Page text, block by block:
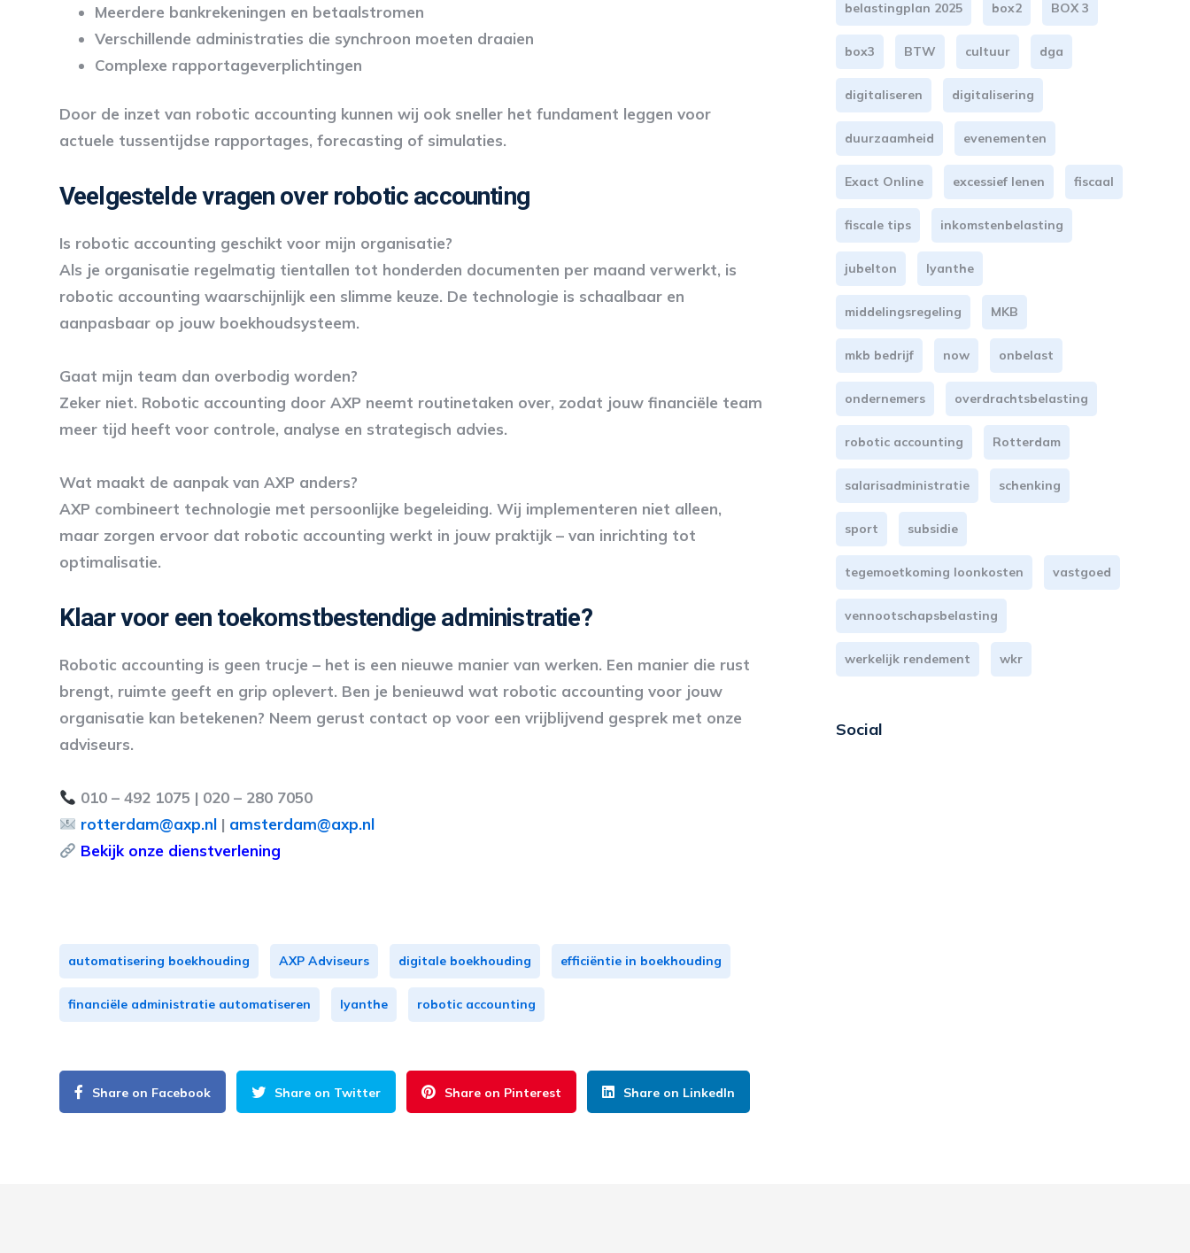
Meerdere bankrekeningen en betaalstromen
Verschillende administraties die synchroon moeten draaien
Complexe rapportageverplichtingen
Door de inzet van robotic accounting kunnen wij ook sneller het fundament leggen voor
actuele tussentijdse rapportages, forecasting of simulaties.
Veelgestelde vragen over robotic accounting
Is robotic accounting geschikt voor mijn organisatie?
Als je organisatie regelmatig tientallen tot honderden documenten per maand verwerkt, is
robotic accounting waarschijnlijk een slimme keuze. De technologie is schaalbaar en
aanpasbaar op jouw boekhoudsysteem.
Gaat mijn team dan overbodig worden?
Zeker niet. Robotic accounting door AXP neemt routinetaken over, zodat jouw financiële team
meer tijd heeft voor controle, analyse en strategisch advies.
Wat maakt de aanpak van AXP anders?
AXP combineert technologie met persoonlijke begeleiding. Wij implementeren niet alleen,
maar zorgen ervoor dat robotic accounting werkt in jouw praktijk – van inrichting tot
optimalisatie.
Klaar voor een toekomstbestendige administratie?
Robotic accounting is geen trucje – het is een nieuwe manier van werken. Een manier die rust
brengt, ruimte geeft en grip oplevert. Ben je benieuwd wat robotic accounting voor jouw
organisatie kan betekenen? Neem gerust contact op voor een vrijblijvend gesprek met onze
adviseurs.
010 – 492 1075 | 020 – 280 7050
rotterdam@axp.nl | amsterdam@axp.nl
Bekijk onze dienstverlening
automatisering boekhouding AXP Adviseurs digitale boekhouding efficiëntie in boekhouding
financiële administratie automatiseren lyanthe robotic accounting
Share on Facebook Share on Twitter Share on Pinterest Share on LinkedIn
belastingplan 2025 box2 BOX 3
box3 BTW cultuur dga
digitaliseren digitalisering
duurzaamheid evenementen
Exact Online excessief lenen fiscaal
fiscale tips inkomstenbelasting
jubelton lyanthe
middelingsregeling MKB
mkb bedrijf now onbelast
ondernemers overdrachtsbelasting
robotic accounting Rotterdam
salarisadministratie schenking
sport subsidie
tegemoetkoming loonkosten vastgoed
vennootschapsbelasting
werkelijk rendement wkr
Social